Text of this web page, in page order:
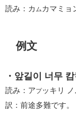
読み：カ ム カマミョ
例文
・앞길이 너무
読み：アプッキリ ノ
訳：前途多難です。